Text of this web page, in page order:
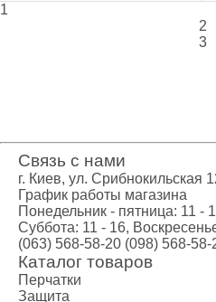
1
2
3
Связь с нами
г. Киев, ул. Срибнокильская
График работы магазина
Понедельник - пятница: 11 -
Суббота: 11 - 16,
(063) 568-58-20 (098) 568-58-
Каталог товаров
Перчатки
Защита